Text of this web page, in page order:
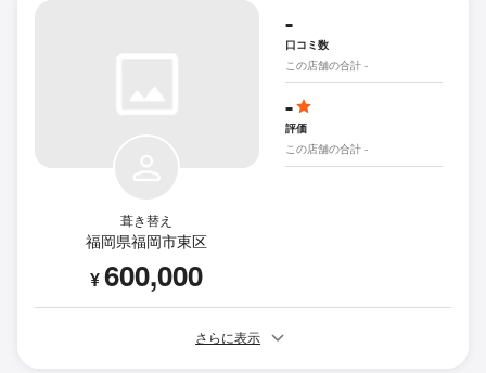
葺き替え
福岡県福岡市東区
¥600,000
-
口コミ数
この店舗の合計 -
-
評価
この店舗の合計 -
さらに表示